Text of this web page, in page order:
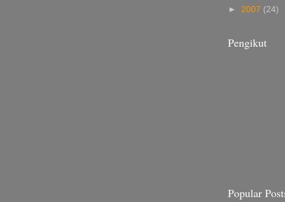
► 2007 (24)
Pengikut
Popular